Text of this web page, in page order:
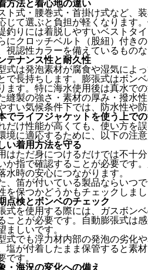
方法と着心地の違い
ト式・腰巻式・首掛け式など、
じて選ぶと負担が軽くなります
釣りには着脱しやすいベストタイ
にクロッチベルト（股紐）付き
視認性カラーを備えているもの
テナンス性と耐久性
式は発泡素材が腐食や湿気によ
で長持ちします。膨張式はボン
ます。特に海水使用後は真水での
縫製の強さ・素材の厚み・撥水
すい気候条件下では、防水性や
でライフジャケットを使う上で
だけ性能が高くても、使い方を
境に適応するために、以下の注
い着用方法を守る
はただ身につけるだけでは不十
か指で確認することが必要です
水時の安心につながります。
、笛が付いている製品ならいつ
を保つかどうかもチェックしまし
点検とボンベのチェック
式を使用する際には、ガスボン
ことが必要です。自動膨張式は
ましいです。
式でも浮力材内部の発泡の劣化
塩が付着したまま保管すると素
です。
・海況の変化への備え